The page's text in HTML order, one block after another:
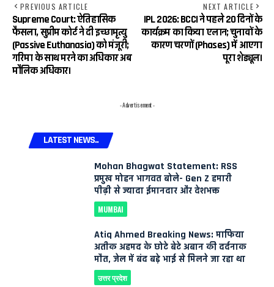
PREVIOUS ARTICLE
Supreme Court: ऐतिहासिक
फैसला, सुप्रीम कोर्ट ने दी इच्छामृत्यु
(Passive Euthanasia) को मंजूरी;
गरिमा के साथ मरने का अधिकार अब
मौलिक अधिकार।
NEXT ARTICLE
IPL 2026: BCCI ने पहले 20 दिनों के
कार्यक्रम का किया एलान; चुनावों के
कारण चरणों (Phases) में आएगा
पूरा शेड्यूल।
- Advertisement -
LATEST NEWS..
Mohan Bhagwat Statement: RSS
प्रमुख मोहन भागवत बोले- Gen Z हमारी
पीढ़ी से ज्यादा ईमानदार और देशभक्त
MUMBAI
Atiq Ahmed Breaking News: माफिया
अतीक अहमद के छोटे बेटे अबान की दर्दनाक
मौत, जेल में बंद बड़े भाई से मिलने जा रहा था
उत्तर प्रदेश